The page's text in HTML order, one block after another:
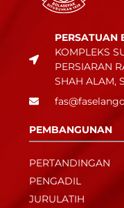
PERSATUAN
KOMPLEKS
PERSIARAN
SHAH ALAM,
PEMBANGUNAN
PERTANDINGAN
PENGADIL
JURULATIH